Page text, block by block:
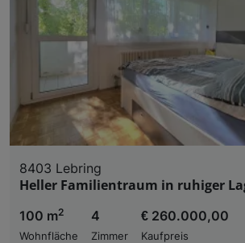
8403 Lebring
Heller Familientraum in ruhiger
100 m2
Wohnfläche
4
Zimmer
€ 260.000,00
Kaufpreis